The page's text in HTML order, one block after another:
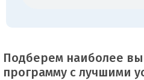
Подберем наиболее
программу с лучшими